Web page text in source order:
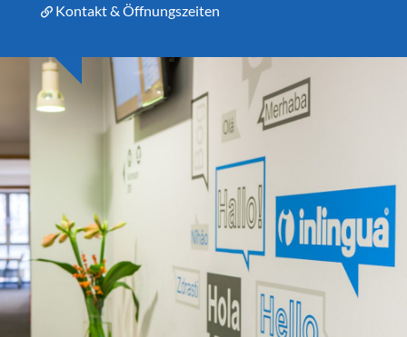
Kontakt & Öffnungszeiten